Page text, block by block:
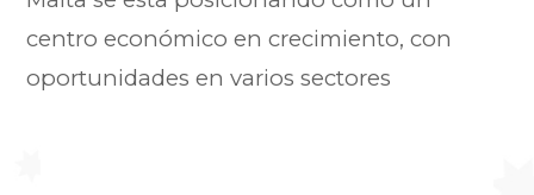
centro económico en crecimiento, con
oportunidades en varios sectores